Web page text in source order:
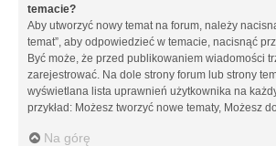
temacie?
Aby utworzyć nowy temat na forum, należy
temat”, aby odpowiedzieć w temacie, nacisnąć
Być może, że przed publikowaniem wiadomości
zarejestrować. Na dole strony forum lub strony
wyświetlana lista uprawnień użytkownika na
przykład: Możesz tworzyć nowe tematy, Możesz
Na górę